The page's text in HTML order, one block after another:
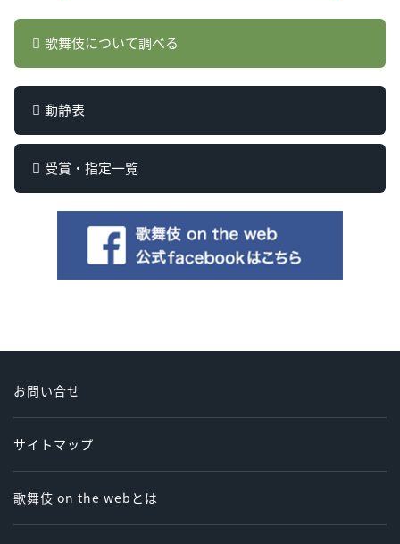
歌舞伎について調べる
動静表
受賞・指定一覧
お問い合せ
サイトマップ
歌舞伎 on the webとは